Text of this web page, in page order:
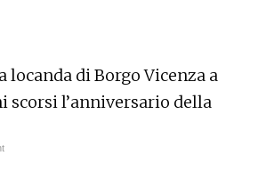
locanda di Borgo Vicenza a
scorsi l’anniversario della